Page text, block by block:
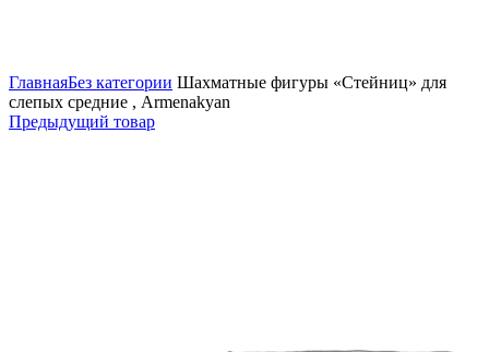
ГлавнаяБез категории Шахматные фигуры «Стейниц» для
слепых средние , Armenakyan
Предыдущий товар